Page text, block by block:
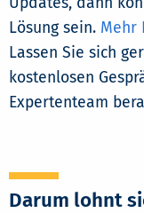
Lösung sein. Mehr
Lassen Sie sich
kostenlosen
Expertenteam
Darum lohnt